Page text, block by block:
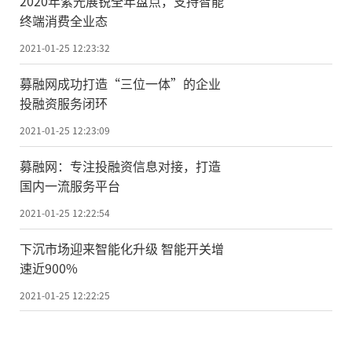
终端消费全业态
2021-01-25 12:23:32
募融网成功打造“三位一体”的企业
投融资服务闭环
2021-01-25 12:23:09
募融网：专注投融资信息对接，打造
国内一流服务平台
2021-01-25 12:22:54
下沉市场迎来智能化升级 智能开关增
速近900%
2021-01-25 12:22:25